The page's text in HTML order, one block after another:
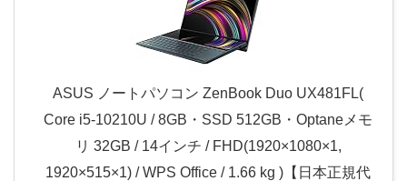
ASUS ノートパソコン ZenBook Duo UX481FL(
Core i5-10210U / 8GB・SSD 512GB・Optaneメモ
リ 32GB / 14インチ / FHD(1920×1080×1,
1920×515×1) / WPS Office / 1.66 kg )【日本正規代